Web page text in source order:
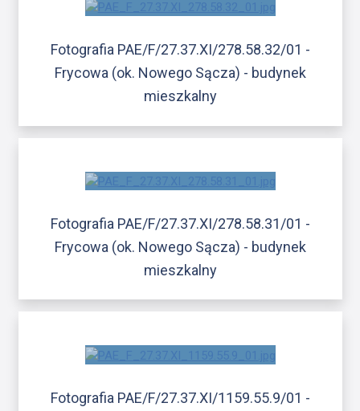
Fotografia PAE/F/27.37.XI/278.58.32/01 -
Frycowa (ok. Nowego Sącza) - budynek
mieszkalny
Fotografia PAE/F/27.37.XI/278.58.31/01 -
Frycowa (ok. Nowego Sącza) - budynek
mieszkalny
Fotografia PAE/F/27.37.XI/1159.55.9/01 -